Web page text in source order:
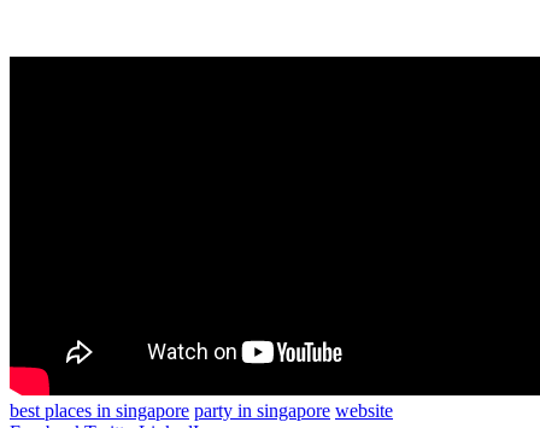
best places in singapore party in singapore website